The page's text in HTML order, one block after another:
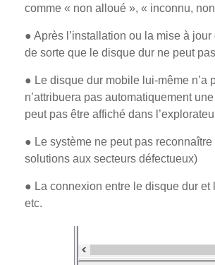
comme « non alloué », « inconnu,
● Après l’installation ou la mise à
de sorte que le disque dur ne peut
● Le disque dur mobile lui-même n’a
n’attribuera pas automatiquement
peut pas être affiché dans
● Le système ne peut pas
solutions aux secteurs défectueux)
● La connexion entre le disque dur et
etc.